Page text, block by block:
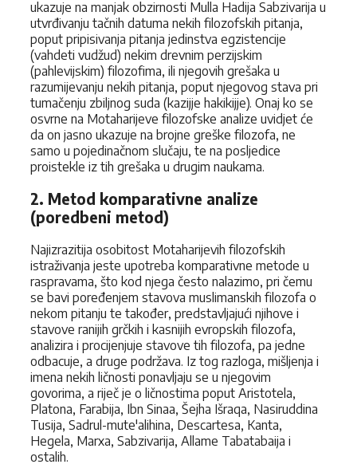
ukazuje na manjak obzirnosti Mulla Hadija Sabzivarija u
utvrđivanju tačnih datuma nekih filozofskih pitanja,
poput pripisivanja pitanja jedinstva egzistencije
(vahdeti vudžud) nekim drevnim perzijskim
(pahlevijskim) filozofima, ili njegovih grešaka u
razumijevanju nekih pitanja, poput njegovog stava pri
tumačenju zbiljnog suda (kazijje hakikijje). Onaj ko se
osvrne na Motaharijeve filozofske analize uvidjet će
da on jasno ukazuje na brojne greške filozofa, ne
samo u pojedinačnom slučaju, te na posljedice
proistekle iz tih grešaka u drugim naukama.
2. Metod komparativne analize
(poredbeni metod)
Najizrazitija osobitost Motaharijevih filozofskih
istraživanja jeste upotreba komparativne metode u
raspravama, što kod njega često nalazimo, pri čemu
se bavi poređenjem stavova muslimanskih filozofa o
nekom pitanju te također, predstavljajući njihove i
stavove ranijih grčkih i kasnijih evropskih filozofa,
analizira i procijenjuje stavove tih filozofa, pa jedne
odbacuje, a druge podržava. Iz tog razloga, mišljenja i
imena nekih ličnosti ponavljaju se u njegovim
govorima, a riječ je o ličnostima poput Aristotela,
Platona, Farabija, Ibn Sinaa, Šejha Išraqa, Nasiruddina
Tusija, Sadrul-mute'alihina, Descartesa, Kanta,
Hegela, Marxa, Sabzivarija, Allame Tabatabaija i
ostalih.